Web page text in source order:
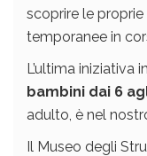
scoprire le
temporanee in
L’ultima iniziativa
bambini dai 6
adulto, è nel
Il Museo degli